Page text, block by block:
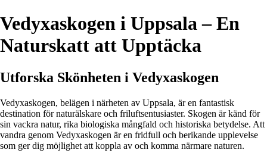
Vedyxaskogen i Uppsala – En
Naturskatt att Upptäcka
Utforska Skönheten i Vedyxaskogen
Vedyxaskogen, belägen i närheten av Uppsala, är en fantastisk
destination för naturälskare och friluftsentusiaster. Skogen är känd för
sin vackra natur, rika biologiska mångfald och historiska betydelse. Att
vandra genom Vedyxaskogen är en fridfull och berikande upplevelse
som ger dig möjlighet att koppla av och komma närmare naturen.